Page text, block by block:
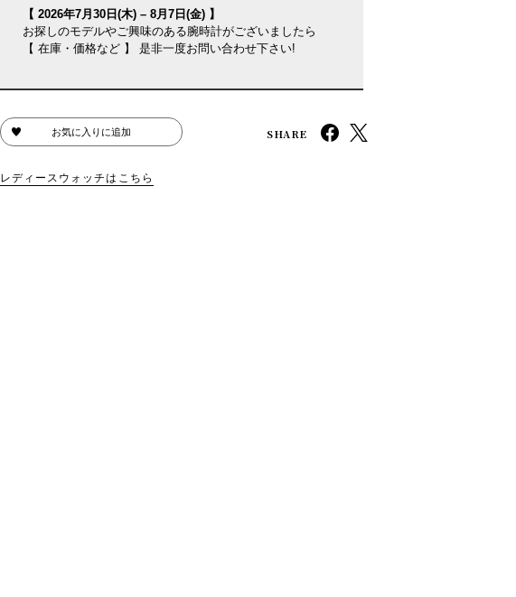
【 2026年7月30日(木) – 8月7日(金) 】
お探しのモデルやご興味のある腕時計がございましたら
【 在庫・価格など 】 是非一度お問い合わせ下さい!
お気に入りに追加 SHARE
レディースウォッチはこちら